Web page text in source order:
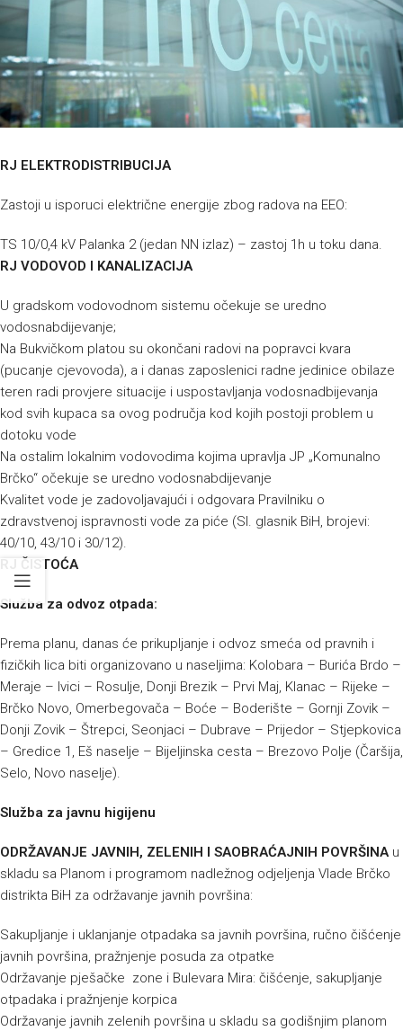
RJ ELEKTRODISTRIBUCIJA
Zastoji u isporuci električne energije zbog radova na EEO:
TS 10/0,4 kV Palanka 2 (jedan NN izlaz) – zastoj 1h u toku dana.
RJ VODOVOD I KANALIZACIJA
U gradskom vodovodnom sistemu očekuje se uredno
vodosnabdijevanje;
Na Bukvičkom platou su okončani radovi na popravci kvara
(pucanje cjevovoda), a i danas zaposlenici radne jedinice obilaze
teren radi provjere situacije i uspostavljanja vodosnadbijevanja
kod svih kupaca sa ovog područja kod kojih postoji problem u
dotoku vode
Na ostalim lokalnim vodovodima kojima upravlja JP „Komunalno
Brčko“ očekuje se uredno vodosnabdijevanje
Kvalitet vode je zadovoljavajući i odgovara Pravilniku o
zdravstvenoj ispravnosti vode za piće (Sl. glasnik BiH, brojevi:
40/10, 43/10 i 30/12).
RJ ČISTOĆA
Služba za odvoz otpada:
Prema planu, danas će prikupljanje i odvoz smeća od pravnih i
fizičkih lica biti organizovano u naseljima: Kolobara – Burića Brdo –
Meraje – Ivici – Rosulje, Donji Brezik – Prvi Maj, Klanac – Rijeke –
Brčko Novo, Omerbegovača – Boće – Boderište – Gornji Zovik –
Donji Zovik – Štrepci, Seonjaci – Dubrave – Prijedor – Stjepkovica
– Gredice 1, Eš naselje – Bijeljinska cesta – Brezovo Polje (Čaršija,
Selo, Novo naselje).
Služba za javnu higijenu
ODRŽAVANJE JAVNIH, ZELENIH I SAOBRAĆAJNIH POVRŠINAu
skladu sa Planom i programom nadležnog odjeljenja Vlade Brčko
distrikta BiH za održavanje javnih površina:
Sakupljanje i uklanjanje otpadaka sa javnih površina, ručno čišćenje
javnih površina, pražnjenje posuda za otpatke
Održavanje pješačke zone i Bulevara Mira: čišćenje, sakupljanje
otpadaka i pražnjenje korpica
Održavanje javnih zelenih površina u skladu sa godišnjim planom